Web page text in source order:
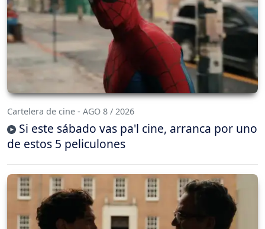
Cartelera de cine - AGO 8 / 2026
Si este sábado vas pa'l cine, arranca por uno
de estos 5 peliculones